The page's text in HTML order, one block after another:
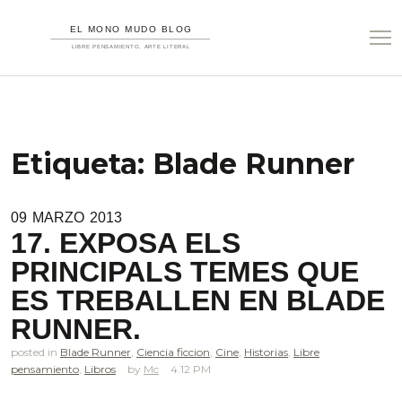
Etiqueta: Blade Runner
09 MARZO 2013
17. EXPOSA ELS
PRINCIPALS TEMES QUE
ES TREBALLEN EN BLADE
RUNNER.
posted in Blade Runner Ciencia ficcion Cine Historias Libre
pensamiento Libros Mc 4.12 PM